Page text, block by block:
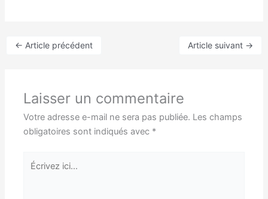
← Article précédent Article suivant →
Laisser un commentaire
Votre adresse e-mail ne sera pas publiée. Les champs
obligatoires sont indiqués avec *
Écrivez
ici…